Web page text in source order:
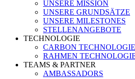
UNSERE MISSION
UNSERE GRUNDSÄTZE
UNSERE MILESTONES
STELLENANGEBOTE
TECHNOLOGIE
CARBON TECHNOLOGIE
RAHMEN
TEAMS & PARTNER
AMBASSADORS